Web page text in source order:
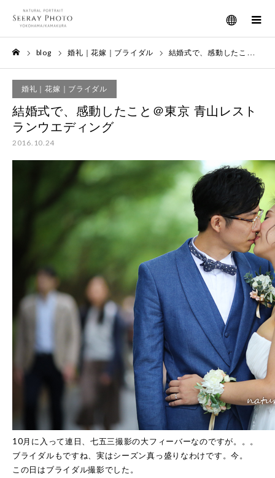
メニュー
blog 婚礼｜花嫁｜ブライダル 結婚式で、感動したこと＠東京 青山レストランウエディング
婚礼｜花嫁｜ブライダル
結婚式で、感動したこと＠東京 青山レスト
ランウエディング
2016.10.24
10月に入って連日、七五三撮影の大フィーバーなのですが。。。
ブライダルもですね、実はシーズン真っ盛りなわけです。今。
この日はブライダル撮影でした。